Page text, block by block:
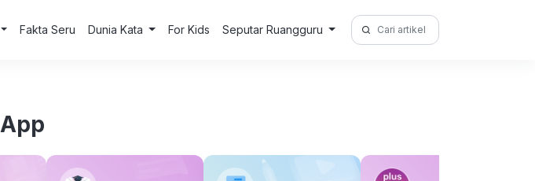
Fakta Seru Dunia Kata For Kids Seputar Ruangguru
Search
for: